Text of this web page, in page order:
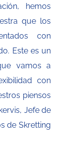
hemos
que los
con
Este es un
vamos a
con
piensos
Jefe de
de Skretting